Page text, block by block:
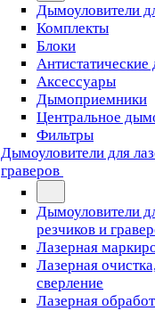
Дымоуловители
Комплекты
Блоки
Аксессуары
Дымоприемники
Центральное
Фильтры
Дымоуловители для
граверов
Дымоуловители
резчиков и
Лазерная
Лазерная
сверление
Лазерная